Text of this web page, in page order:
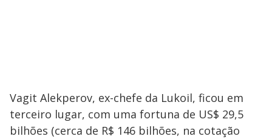
Vagit Alekperov, ex-chefe da Lukoil, ficou em
terceiro lugar, com uma fortuna de US$ 29,5
bilhões (cerca de R$ 146 bilhões, na cotação